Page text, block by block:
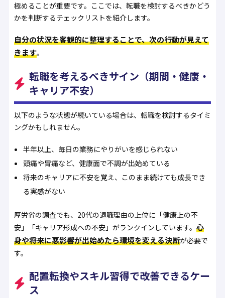
極めることが重要です。ここでは、転職を検討するべきかどう
かを判断するチェックリストを紹介します。
自分の状況を客観的に整理することで、次の行動が見えて
きます。
転職を考えるべきサイン（期間・健康・
キャリア不安）
以下のような状態が続いている場合は、転職を検討するタイミ
ングかもしれません。
半年以上、毎日の業務にやりがいを感じられない
頭痛や胃痛など、健康面で不調が出始めている
将来のキャリアに不安を覚え、このまま続けても成長でき
る実感がない
厚労省の調査でも、20代の退職理由の上位に「健康上の不
安」「キャリア形成への不安」がランクインしています。 心
身や将来に悪影響が出始めたら環境を変える決断が必要で
す。
配置転換やスキル習得で改善できるケー
ス